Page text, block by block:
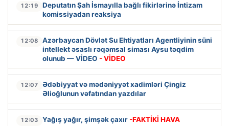
12:19
Deputatın Şah İsmayılla bağlı fikirlərinə İntizam
komissiyadan reaksiya
12:08
Azərbaycan Dövlət Su Ehtiyatları Agentliyinin süni
intellekt əsaslı rəqəmsal siması Aysu təqdim
olunub — VİDEO - VİDEO
12:07
Ədəbiyyat və mədəniyyət xadimləri Çingiz
Əlioğlunun vəfatından yazdılar
12:03 Yağış yağır, şimşək çaxır -FAKTİKİ HAVA